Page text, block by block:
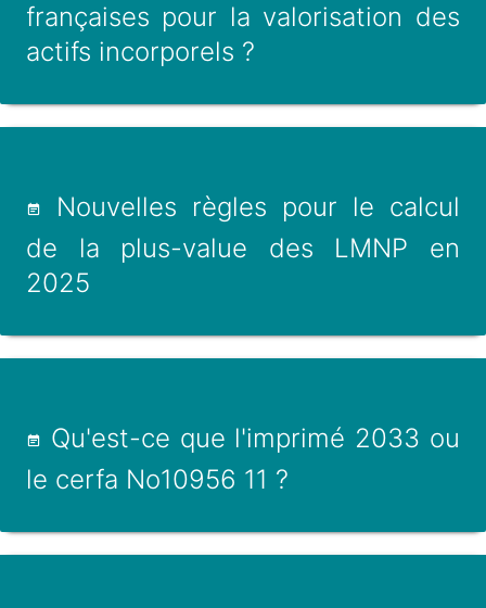
françaises pour la valorisation des
actifs incorporels ?
Nouvelles règles pour le calcul
de la plus-value des LMNP en
2025
Qu'est-ce que l'imprimé 2033 ou
le cerfa No10956 11 ?